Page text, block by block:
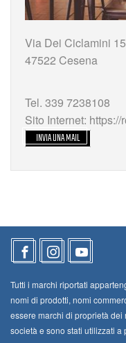
Via Dei Ciclamini 15
47522 Cesena
Tel. 339 7238108
Sito Internet:
INVIA UNA MAIL
Tutti i marchi riportati
nomi di prodotti, nomi
essere marchi di proprietà
società e sono stati utilizzati